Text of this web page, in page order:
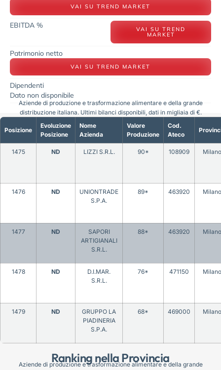
VAI SU TREND MARKET
EBITDA % VAI SU TREND
MARKET
Patrimonio netto
VAI SU TREND MARKET
Dipendenti
Dato non disponibile
Ranking nella Provincia
Posizione
Evoluzione
Posizione
Nome
Azienda
Valore
Produzione
Cod.
Ateco
1475 ND LIZZI S.R.L. 90* 108909 Milano
1476 ND
UNIONTRADE
S.P.A.
89* 463920 Milano
1477 ND
SAPORI
ARTIGIANALI
S.R.L.
88* 463920 Milano
1478 ND
D.I.MAR.
S.R.L.
76* 471150 Milano
1479 ND
GRUPPO LA
PIADINERIA
S.P.A.
68* 469000 Milano
Aziende di produzione e trasformazione alimentare e della grande
distribuzione italiana. Ultimi bilanci disponibili, dati in migliaia di €.
Aziende di produzione e trasformazione alimentare e della grande